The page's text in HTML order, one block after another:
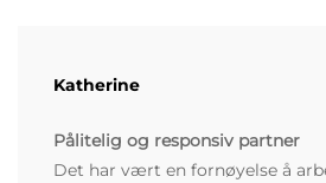
Katherine
Pålitelig og responsiv partner
Det har vært en fornøyelse å